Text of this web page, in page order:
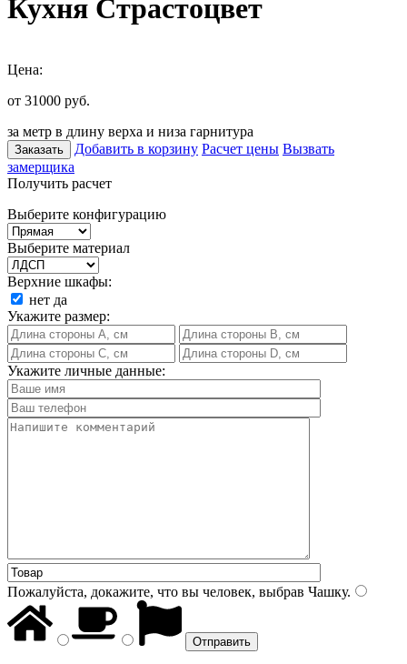
Кухня Страстоцвет
Цена:
от 31000 руб.
за метр в длину верха и низа гарнитура
Заказать Добавить в корзину Расчет цены Вызвать
замерщика
Получить расчет
Выберите конфигурацию
Выберите материал
Верхние шкафы:
нет да
Укажите размер:
Укажите личные данные:
Пожалуйста, докажите, что вы человек, выбрав Чашку.